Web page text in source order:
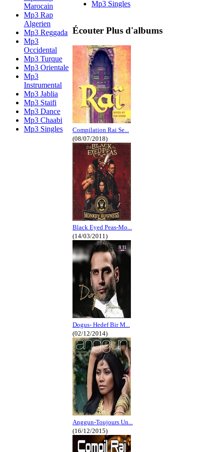
Marocain
Mp3 Rap
Algerien
Mp3 Reggada
Mp3
Occidental
Mp3 Turque
Mp3 Orientale
Mp3
Instrumental
Mp3 Jablia
Mp3 Staifi
Mp3 Dance
Mp3 Chaabi
Mp3 Singles
Mp3 Singles
Écouter Plus d'albums
Compilation Rai Se...
(08/07/2018)
Black Eyed Peas-Mo...
(14/03/2011)
Dogus- Hedef Bir M...
(02/12/2014)
Anggun-Toujours Un...
(16/12/2015)